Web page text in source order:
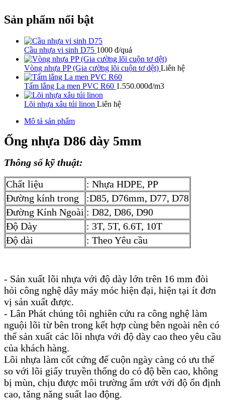
Sản phẩm nổi bật
Cầu nhựa vi sinh D75 1000 đ/quả
Vòng nhựa PP (Gia cường lõi cuộn tơ dệt) Liên hệ
Tấm lắng La men PVC R60 1.550.000đ/m3
Lõi nhựa xâu túi linon Liên hệ
Mô tả sản phẩm
Ống nhựa D86 dày 5mm
Thông số kỹ thuật:
Chất liệu
: Nhựa HDPE, PP
Đường kính trong
:D85, D76mm, D77, D78
Đường Kính Ngoài : D82, D86, D90
Độ Dày
: 3T, 5T, 6.6T, 10T
Độ dài
: Theo Yêu cầu
- Sản xuất lõi nhựa với độ dày lớn trên 16 mm đòi
hỏi công nghệ dây máy móc hiện đại, hiện tại ít đơn
vị sản xuất được.
- Lân Phát chúng tôi nghiên cứu ra công nghệ làm
nguội lõi từ bên trong kết hợp cùng bên ngoài nên có
thể sản xuất các lõi nhựa với độ dày cao theo yêu cầu
của khách hàng.
Lõi nhựa làm cốt cứng để cuộn ngày càng có ưu thế
so với lõi giấy truyền thống do có độ bền cao, không
bị mùn, chịu được môi trường ẩm ướt với độ ổn định
cao, tăng năng suất lao động.